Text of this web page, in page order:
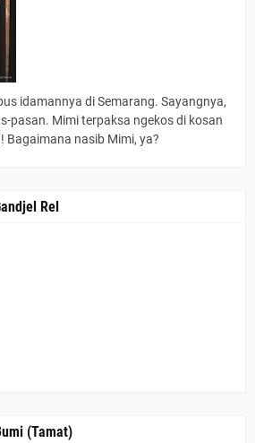
idamannya di Semarang. Sayangnya,
pasan. Mimi terpaksa ngekos di kosan
Bagaimana nasib Mimi, ya?
Rel
(Tamat)